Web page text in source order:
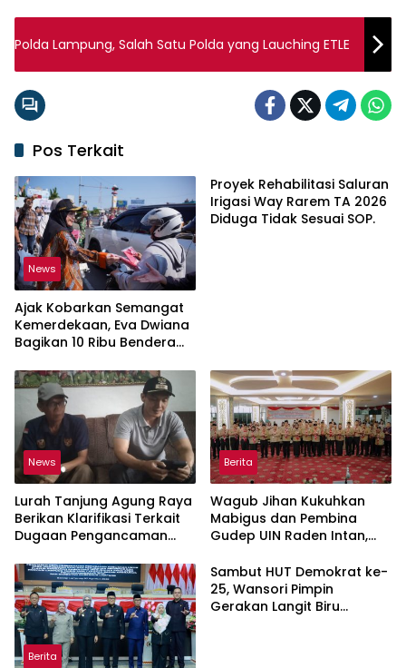
Polda Lampung, Salah Satu Polda yang Lauching ETLE
Pos Terkait
News
Ajak Kobarkan Semangat
Kemerdekaan, Eva Dwiana
Bagikan 10 Ribu Bendera
Proyek Rehabilitasi Saluran
Irigasi Way Rarem TA 2026
Diduga Tidak Sesuai SOP.
News
Lurah Tanjung Agung Raya
Berikan Klarifikasi Terkait
Dugaan Pengancaman
Berujung Laporan ke Polisi
Berita
Wagub Jihan Kukuhkan
Mabigus dan Pembina
Gudep UIN Raden Intan,
Karakter Generasi Muda
Berita
Sambut HUT Demokrat ke-
25, Wansori Pimpin
Gerakan Langit Biru